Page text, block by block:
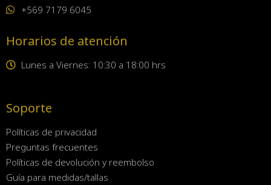
+569 7179 6045
Horarios de atención
Lunes a Viernes: 10:30 a 18:00 hrs
Soporte
Políticas de privacidad
Preguntas frecuentes
Políticas de devolución y reembolso
Guía para medidas/tallas